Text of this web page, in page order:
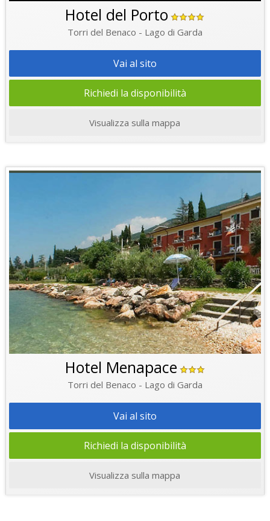
Hotel del Porto
Torri del Benaco - Lago di Garda
Vai al sito
Richiedi la disponibilità
Visualizza sulla mappa
Hotel Menapace
Torri del Benaco - Lago di Garda
Vai al sito
Richiedi la disponibilità
Visualizza sulla mappa